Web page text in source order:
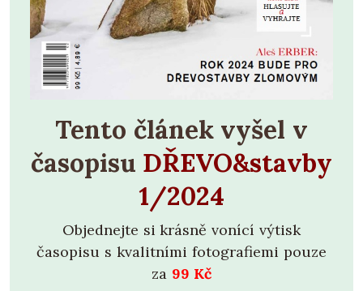
Tento článek vyšel v
časopisu DŘEVO&stavby
1/2024
Objednejte si krásně vonící výtisk
časopisu s kvalitními fotografiemi pouze
za 99 Kč